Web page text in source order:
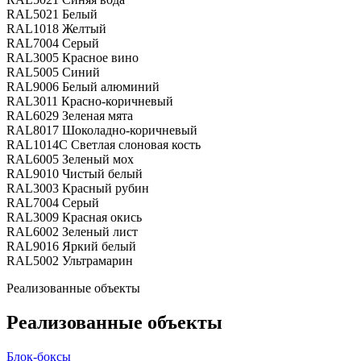
RAL5021 Белый
RAL1018 Желтый
RAL7004 Серый
RAL3005 Красное вино
RAL5005 Синий
RAL9006 Белый алюминий
RAL3011 Красно-коричневый
RAL6029 Зеленая мята
RAL8017 Шоколадно-коричневый
RAL1014С Светлая слоновая кость
RAL6005 Зеленый мох
RAL9010 Чистый белый
RAL3003 Красный рубин
RAL7004 Серый
RAL3009 Красная окись
RAL6002 Зеленый лист
RAL9016 Яркий белый
RAL5002 Ультрамарин
Реализованные объекты
Реализованные объекты
Блок-боксы